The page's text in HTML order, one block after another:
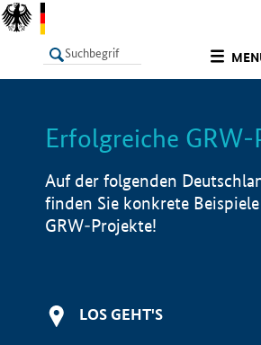
LISTE
Erfolgreiche
Auf der folgenden
finden Sie konkrete
GRW-Projekte!
LOS GEHT'S